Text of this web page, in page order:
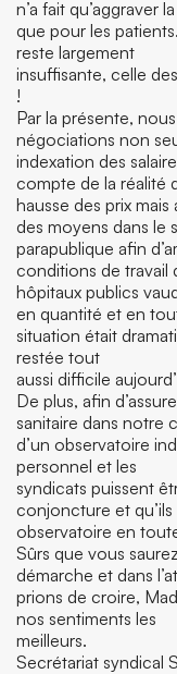
n’a fait qu’aggraver
que pour les
reste largement
insuffisante, celle
!
Par la présente,
négociations non
indexation des
compte de la réalité
hausse des prix
des moyens dans le
parapublique afin
conditions de travail
hôpitaux publics
en quantité et en
situation était
restée tout
aussi difficile
De plus, afin
sanitaire dans notre
d’un observatoire
personnel et les
syndicats puissent
conjoncture et
observatoire en
Sûrs que vous
démarche et dans
prions de croire,
nos sentiments les
meilleurs.
Secrétariat syndical